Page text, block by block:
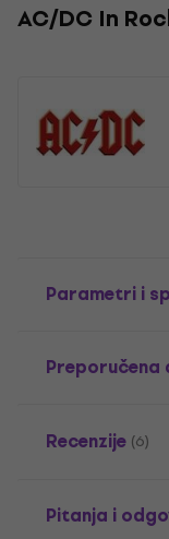
AC/DC In
Parametri i
Recenzije (6)
Pitanja i